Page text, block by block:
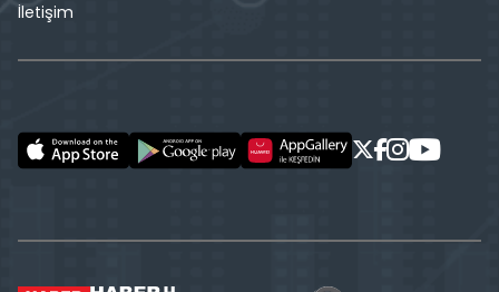
İletişim